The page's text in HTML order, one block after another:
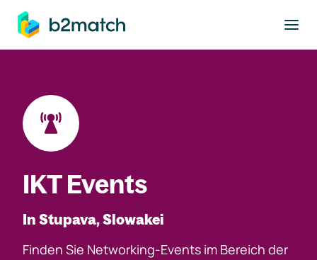
springen
IKT Events
In Stupava, Slowakei
Finden Sie Networking-Events im Bereich der